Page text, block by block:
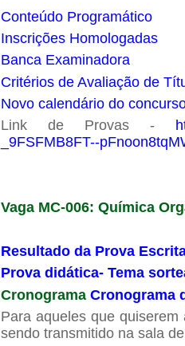
Conteúdo Programático
Inscrições Homologadas
Banca Examinadora
Critérios de Avaliação de
Novo calendário do
Link de Provas -
_9FSFMB8FT--
Vaga MC-006: Química
Resultado da Prova
Prova didática- Tema
Cronograma Cronograma
Para aqueles que
sendo transmitido na sala